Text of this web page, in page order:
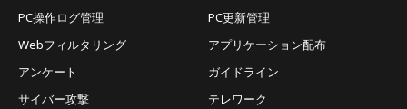
PC操作ログ管理
PC更新管理
Webフィルタリング
アプリケーション配布
アンケート
ガイドライン
サイバー攻撃
テレワーク